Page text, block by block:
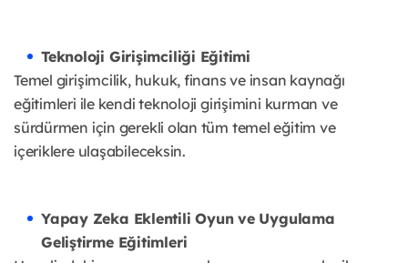
Teknoloji Girişimciliği Eğitimi
Temel girişimcilik, hukuk, finans ve insan kaynağı
eğitimleri ile kendi teknoloji girişimini kurman ve
sürdürmen için gerekli olan tüm temel eğitim ve
içeriklere ulaşabileceksin.
Yapay Zeka Eklentili Oyun ve Uygulama
Geliştirme Eğitimleri